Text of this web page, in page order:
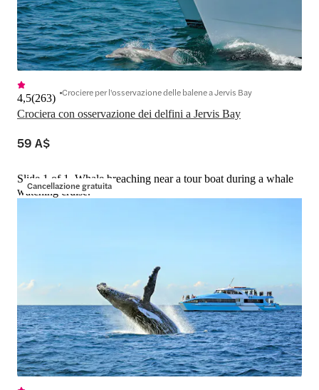
Crociera con osservazione dei delfini a Jervis Bay
4,5(263) Crociere per l'osservazione delle balene a Jervis Bay
59 A$
Cancellazione gratuita
Slide 1 of 1, Whale breaching near a tour boat during a whale
watching cruise.